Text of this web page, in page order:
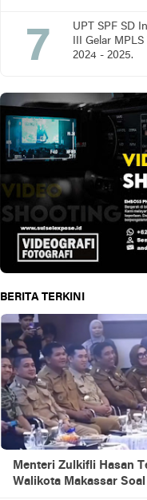
Stunting
UPT SPF SD
III Gelar
2024 - 2025.
BERITA TERKINI
Menteri Zulkifli Hasan
Walikota Makassar